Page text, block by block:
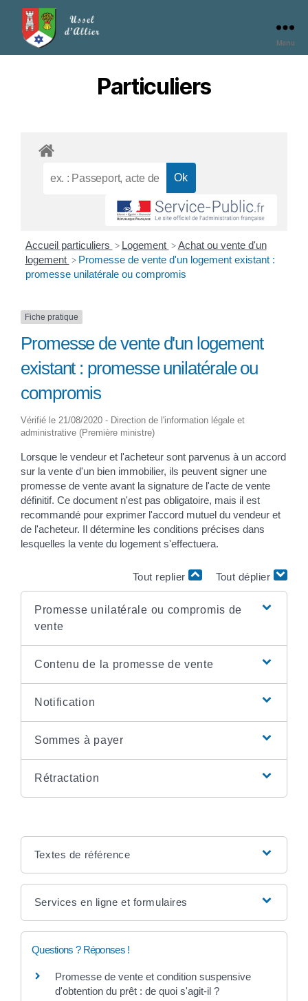
Menu
Particuliers
Accueil particuliers > Logement > Achat ou vente d'un
logement > Promesse de vente d'un logement existant :
promesse unilatérale ou compromis
Fiche pratique
Promesse de vente d'un logement
existant : promesse unilatérale ou
compromis
Vérifié le 21/08/2020 - Direction de l'information légale et
administrative (Première ministre)
Lorsque le vendeur et l'acheteur sont parvenus à un accord
sur la vente d'un bien immobilier, ils peuvent signer une
promesse de vente avant la signature de l'acte de vente
définitif. Ce document n'est pas obligatoire, mais il est
recommandé pour exprimer l'accord mutuel du vendeur et
de l'acheteur. Il détermine les conditions précises dans
lesquelles la vente du logement s'effectuera.
Tout replier Tout déplier
Promesse unilatérale ou compromis de
vente
Contenu de la promesse de vente
Notification
Sommes à payer
Rétractation
Textes de référence
Services en ligne et formulaires
Questions ? Réponses !
Promesse de vente et condition suspensive
d'obtention du prêt : de quoi s'agit-il ?